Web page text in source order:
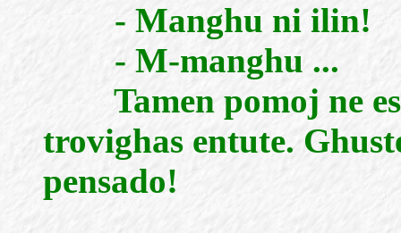
- Manghu ni ilin!
- M-manghu ...
Tamen pomoj ne
trovighas entute.
pensado!